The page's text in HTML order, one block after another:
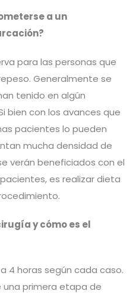
a un
para las personas que
Generalmente se
tenido en algún
bien con los avances que
pacientes lo pueden
mucha densidad de
verán beneficiados con el
es realizar dieta
y cómo es el
4 horas según cada caso.
primera etapa de